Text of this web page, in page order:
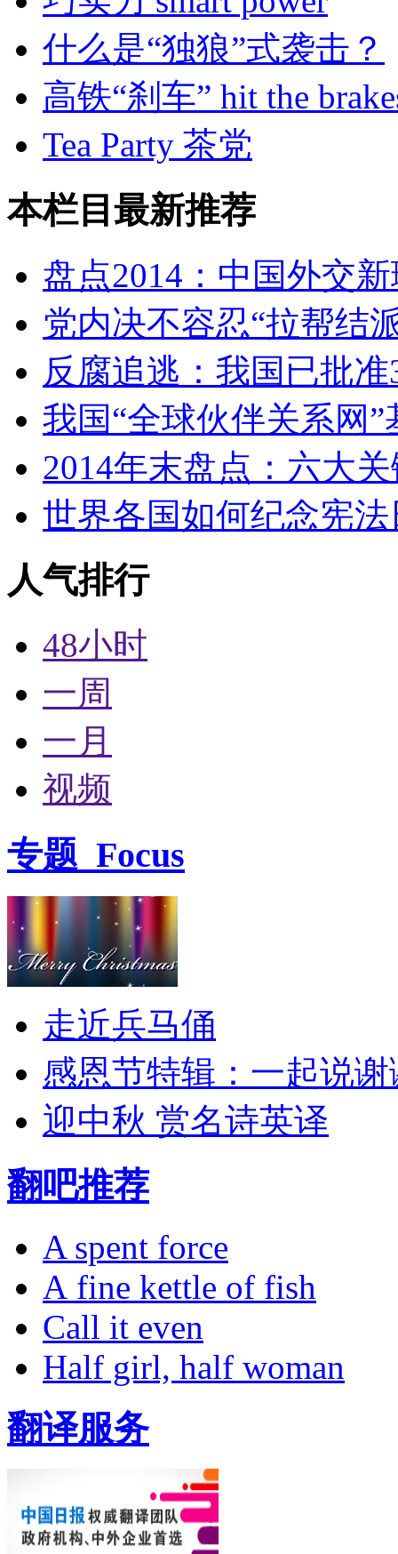
什么是“独狼”式袭击？
高铁“刹车” hit the
Tea Party 茶党
本栏目最新推荐
盘点2014：中国外交
党内决不容忍“拉帮结
反腐追逃：我国已批准
我国“全球伙伴关系网”
2014年末盘点：六大
世界各国如何纪念宪
人气排行
48小时
一周
一月
视频
专题 Focus
走近兵马俑
感恩节特辑：一起说谢
迎中秋 赏名诗英译
翻吧推荐
A spent force
A fine kettle of fish
Call it even
Half girl, half woman
翻译服务